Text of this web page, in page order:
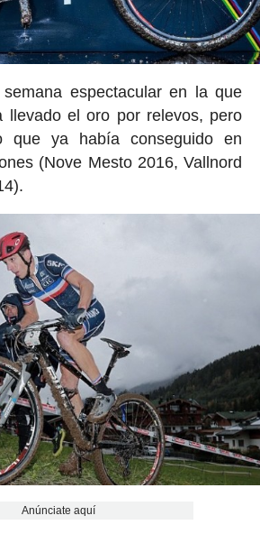
espectacular en la que
llevado el oro por relevos, pero
que ya había conseguido en
(Nove Mesto 2016, Vallnord
Anúnciate aquí